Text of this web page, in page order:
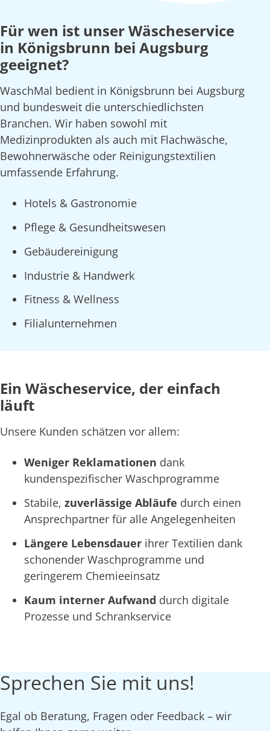
Für wen ist unser Wäscheservice
in Königsbrunn bei Augsburg
geeignet?
WaschMal bedient in Königsbrunn bei Augsburg
und bundesweit die unterschiedlichsten
Branchen. Wir haben sowohl mit
Medizinprodukten als auch mit Flachwäsche,
Bewohnerwäsche oder Reinigungstextilien
umfassende Erfahrung.
Hotels & Gastronomie
Pflege & Gesundheitswesen
Gebäudereinigung
Industrie & Handwerk
Fitness & Wellness
Filialunternehmen
Ein Wäscheservice, der einfach
läuft
Unsere Kunden schätzen vor allem:
Weniger Reklamationen dank
kundenspezifischer Waschprogramme
Stabile, zuverlässige Abläufe durch einen
Ansprechpartner für alle Angelegenheiten
Längere Lebensdauer ihrer Textilien dank
schonender Waschprogramme und
geringerem Chemieeinsatz
Kaum interner Aufwand durch digitale
Prozesse und Schrankservice
Sprechen Sie mit uns!
Egal ob Beratung, Fragen oder Feedback – wir